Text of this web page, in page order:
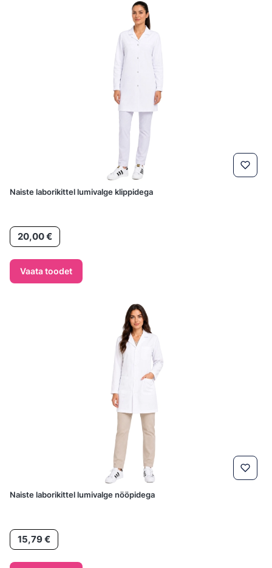
Naiste laborikittel lumivalge klippidega
Hind
20,00 €
Vaata toodet
Naiste laborikittel lumivalge nööpidega
Hind15,79 €